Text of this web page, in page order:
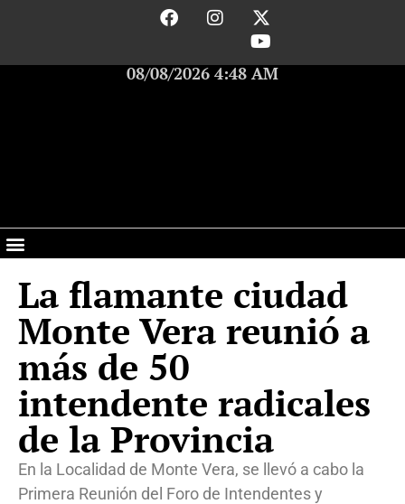
08/08/2026 4:48 AM
La flamante ciudad
Monte Vera reunió a
más de 50
intendente radicales
de la Provincia
En la Localidad de Monte Vera, se llevó a cabo la
Primera Reunión del Foro de Intendentes y